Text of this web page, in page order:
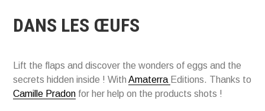
DANS LES ŒUFS
Lift the flaps and discover the wonders of eggs and the
secrets hidden inside ! WithAmaterra Editions. Thanks to
Camille Pradon for her help on the products shots !